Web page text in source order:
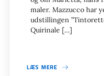
maler. Mazzucco har
udstillingen
Quirinale […]
LÆS MERE